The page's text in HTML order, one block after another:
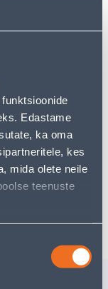
Edastame
ka oma
kes
mida olete neile
teenuste